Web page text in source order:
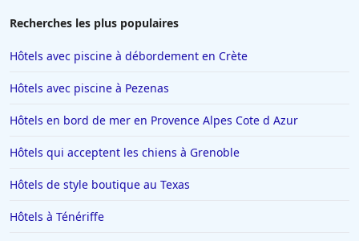
Hôtels à Tain-lʼHermitage
Hôtels à Ajaccio
Hôtels à Saint-Affrique
Hôtels au Québec
Hôtels à Carcassonne
Recherches les plus populaires
Hôtels avec piscine à débordement en Crète
Hôtels avec piscine à Pezenas
Hôtels en bord de mer en Provence Alpes Cote d Azur
Hôtels qui acceptent les chiens à Grenoble
Hôtels de style boutique au Texas
Hôtels à Ténériffe